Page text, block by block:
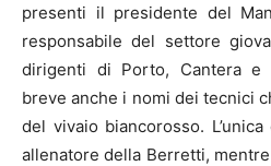
presenti il presidente del
responsabile del settore
dirigenti di Porto, Cantera e
breve anche i nomi dei tecnici
del vivaio biancorosso.
allenatore della Berretti,